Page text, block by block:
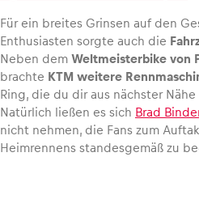
Für ein breites Grinsen auf den
Enthusiasten sorgte auch die
Neben dem Weltmeisterbike von
brachte KTM weitere
Ring, die du dir aus nächster Nähe
Natürlich ließen es sich Brad
nicht nehmen, die Fans zum
Heimrennens standesgemäß zu